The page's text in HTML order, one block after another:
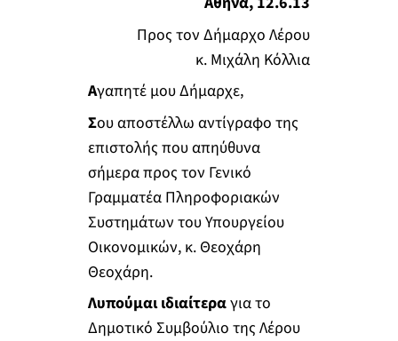
Προς τον Δήμαρχο Λέρου
κ. Μιχάλη Κόλλια
Αγαπητέ μου Δήμαρχε,
Σου αποστέλλω αντίγραφο της
επιστολής που απηύθυνα
σήμερα προς τον Γενικό
Γραμματέα Πληροφοριακών
Συστημάτων του Υπουργείου
Οικονομικών, κ. Θεοχάρη
Θεοχάρη.
Λυπούμαι ιδιαίτεραγια το
Δημοτικό Συμβούλιο της Λέρου